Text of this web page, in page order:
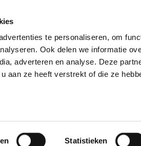
te personaliseren, om
Ook delen we informatie
adverteren en analyse. Deze
aan ze heeft verstrekt of die ze
Statistieken
Hainaut – Condorcet..